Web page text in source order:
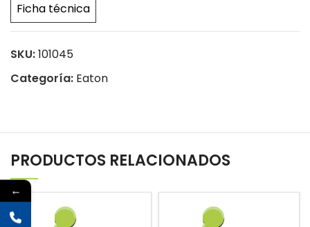
Ficha técnica
SKU:101045
Categoría: Eaton
PRODUCTOS RELACIONADOS
←